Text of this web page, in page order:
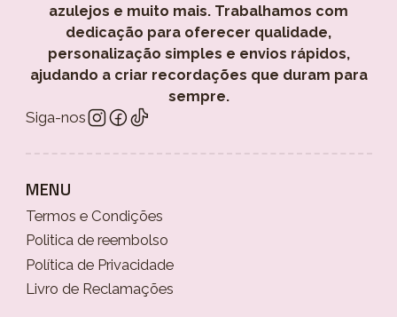
azulejos e muito mais. Trabalhamos com
dedicação para oferecer qualidade,
personalização simples e envios rápidos,
ajudando a criar recordações que duram para
sempre.
Siga-nos
MENU
Termos e Condições
Politica de reembolso
Política de Privacidade
Livro de Reclamações